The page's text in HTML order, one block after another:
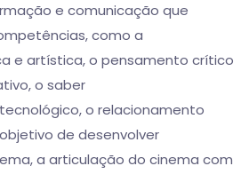
e comunicação que
como a
e artística, o pensamento crítico
o saber
o relacionamento
de desenvolver
a articulação do cinema com